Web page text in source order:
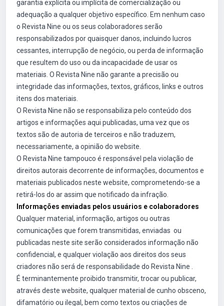
garantia explícita ou implícita de comercialização ou
adequação a qualquer objetivo específico. Em nenhum caso
o Revista Nine ou os seus colaboradores serão
responsabilizados por quaisquer danos, incluindo lucros
cessantes, interrupção de negócio, ou perda de informação
que resultem do uso ou da incapacidade de usar os
materiais. O Revista Nine não garante a precisão ou
integridade das informações, textos, gráficos, links e outros
itens dos materiais.
O Revista Nine não se responsabiliza pelo conteúdo dos
artigos e informações aqui publicadas, uma vez que os
textos são de autoria de terceiros e não traduzem,
necessariamente, a opinião do website.
O Revista Nine tampouco é responsável pela violação de
direitos autorais decorrente de informações, documentos e
materiais publicados neste website, comprometendo-se a
retirá-los do ar assim que notificado da infração.
Informações enviadas pelos usuários e colaboradores
Qualquer material, informação, artigos ou outras
comunicações que forem transmitidas, enviadas ou
publicadas neste site serão considerados informação não
confidencial, e qualquer violação aos direitos dos seus
criadores não será de responsabilidade do Revista Nine .
É terminantemente proibido transmitir, trocar ou publicar,
através deste website, qualquer material de cunho obsceno,
difamatório ou ilegal, bem como textos ou criações de